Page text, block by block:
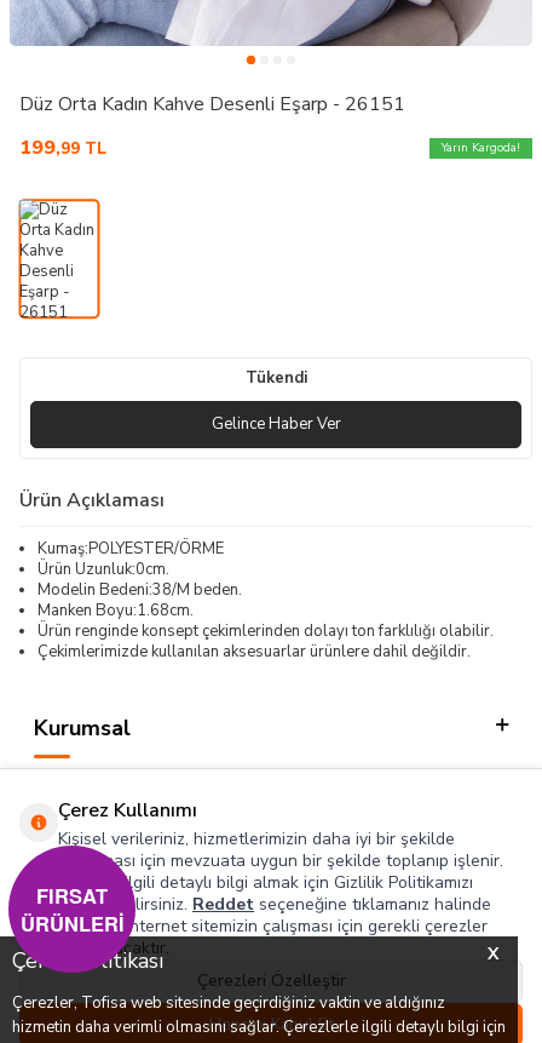
X
Çerez Politikası
Çerezler, Tofisa web sitesinde geçirdiğiniz vaktin ve aldığınız
hizmetin daha verimli olmasını sağlar. Çerezlerle ilgili detaylı bilgi için
0
Düz Orta Kadın Kahve Desenli Eşarp - 26151
199,99 TL Yarın Kargoda!
Tükendi
Gelince Haber Ver
Ürün Açıklaması
Kumaş:POLYESTER/ÖRME
Ürün Uzunluk:0cm.
Modelin Bedeni:38/M beden.
Manken Boyu:1.68cm.
Ürün renginde konsept çekimlerinden dolayı ton farklılığı olabilir.
Çekimlerimizde kullanılan aksesuarlar ürünlere dahil değildir.
Kurumsal
Hızlı Erişim
Sosyal
Adres & İletişim
Çerez Kullanımı
Kişisel verileriniz, hizmetlerimizin daha iyi bir şekilde
sunulması için mevzuata uygun bir şekilde toplanıp işlenir.
Konuyla ilgili detaylı bilgi almak için Gizlilik Politikamızı
inceleyebilirsiniz. Reddet seçeneğine tıklamanız halinde
yalnızca internet sitemizin çalışması için gerekli çerezler
kullanılacaktır.
Çerezleri Özelleştir
Hepsini Kabul Et
FIRSAT
ÜRÜNLERİ